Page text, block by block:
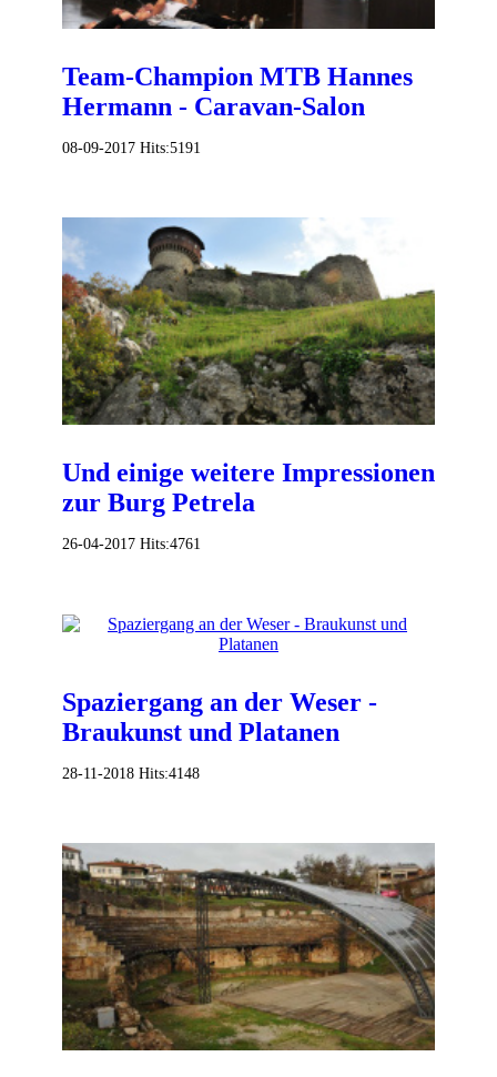
Team-Champion MTB Hannes
Hermann - Caravan-Salon
08-09-2017 Hits:5191
Und einige weitere Impressionen
zur Burg Petrela
26-04-2017 Hits:4761
Spaziergang an der Weser -
Braukunst und Platanen
28-11-2018 Hits:4148